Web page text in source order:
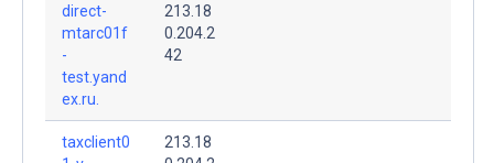
direct-
mtarc01f
-
test.yand
ex.ru.
213.18
0.204.2
42
taxclient0
213.18